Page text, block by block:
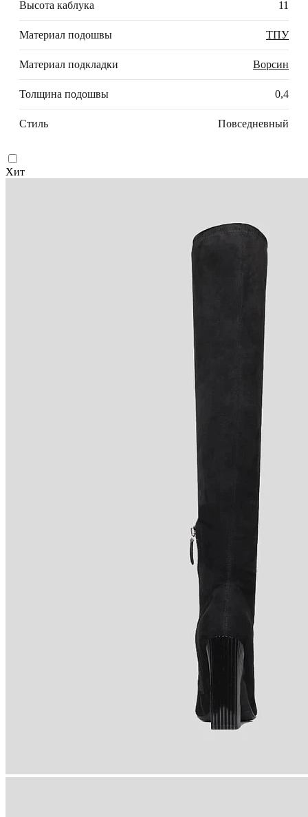
Высота каблука 11
Материал подошвы ТПУ
Материал подкладки Ворсин
Толщина подошвы 0,4
Стиль Повседневный
Хит